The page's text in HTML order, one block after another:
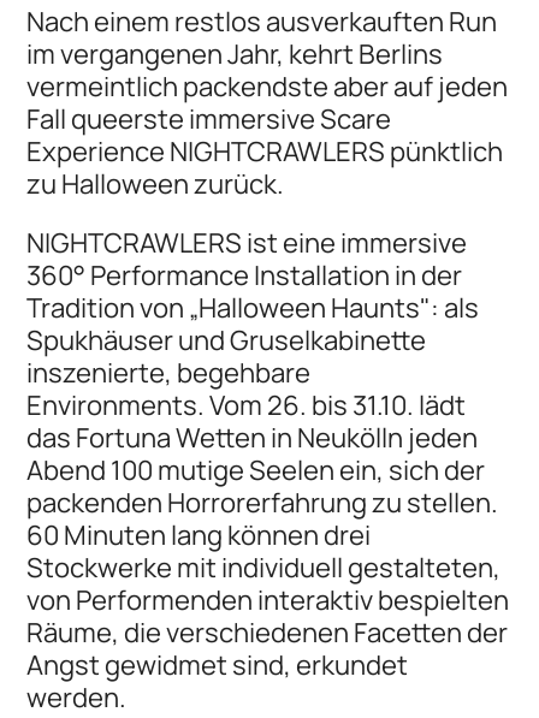
Nach einem restlos ausverkauften Run
im vergangenen Jahr, kehrt Berlins
vermeintlich packendste aber auf jeden
Fall queerste immersive Scare
Experience NIGHTCRAWLERS pünktlich
zu Halloween zurück.
NIGHTCRAWLERS ist eine immersive
360° Performance Installation in der
Tradition von „Halloween Haunts": als
Spukhäuser und Gruselkabinette
inszenierte, begehbare
Environments. Vom 26. bis 31.10. lädt
das Fortuna Wetten in Neukölln jeden
Abend 100 mutige Seelen ein, sich der
packenden Horrorerfahrung zu stellen.
60 Minuten lang können drei
Stockwerke mit individuell gestalteten,
von Performenden interaktiv bespielten
Räume, die verschiedenen Facetten der
Angst gewidmet sind, erkundet
werden.